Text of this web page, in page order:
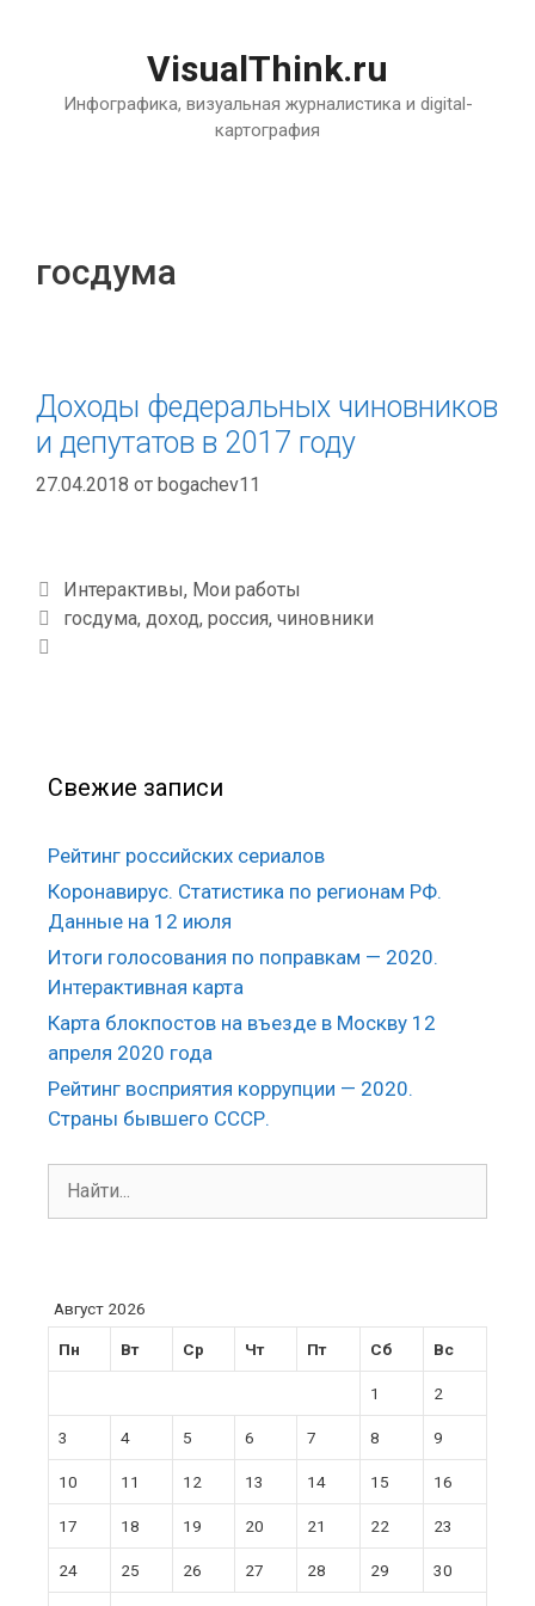
VisualThink.ru
Инфографика, визуальная журналистика и digital-
картография
госдума
Доходы федеральных чиновников
и депутатов в 2017 году
27.04.2018 от bogachev11
Р
у
Интерактивы, Мои работы
М
госдума, доход, россия, чиновники
Свежие записи
Рейтинг российских сериалов
Коронавирус. Статистика по регионам РФ.
Данные на 12 июля
Итоги голосования по поправкам — 2020.
Интерактивная карта
Карта блокпостов на въезде в Москву 12
апреля 2020 года
Рейтинг восприятия коррупции — 2020.
Страны бывшего СССР.
Поиск:
Август 2026
Пн Вт Ср Чт Пт Сб Вс
1 2
3 4 5 6 7 8 9
10 11 12 13 14 15 16
17 18 19 20 21 22 23
24 25 26 27 28 29 30